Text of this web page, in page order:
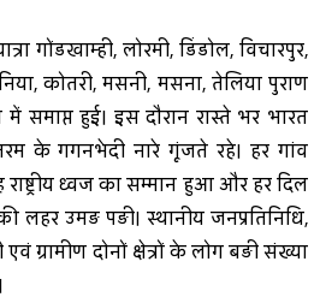
गोंडखाम्ही, लोरमी, डिंडोल, विचारपुर,
कोतरी, मसनी, मसना, तेलिया पुराण
हुई। इस दौरान रास्ते भर भारत
के गगनभेदी नारे गूंजते रहे। हर गांव
ध्वज का सम्मान हुआ और हर दिल
लहर उमड़ पड़ी। स्थानीय जनप्रतिनिधि,
ग्रामीण दोनों क्षेत्रों के लोग बड़ी संख्या